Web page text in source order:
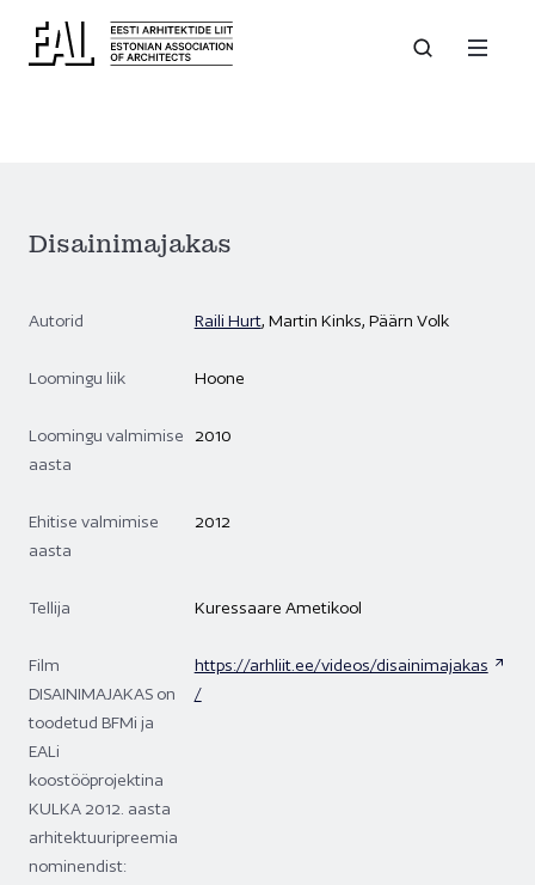
Disainimajakas
Autorid Raili Hurt, Martin Kinks, Päärn Volk
Loomingu liik Hoone
Loomingu valmimise
aasta
2010
Ehitise valmimise
aasta
2012
Tellija Kuressaare Ametikool
Film
DISAINIMAJAKAS on
toodetud BFMi ja
EALi
koostööprojektina
KULKA 2012. aasta
arhitektuuripreemia
nominendist:
https://arhliit.ee/videos/disainimajakas
/